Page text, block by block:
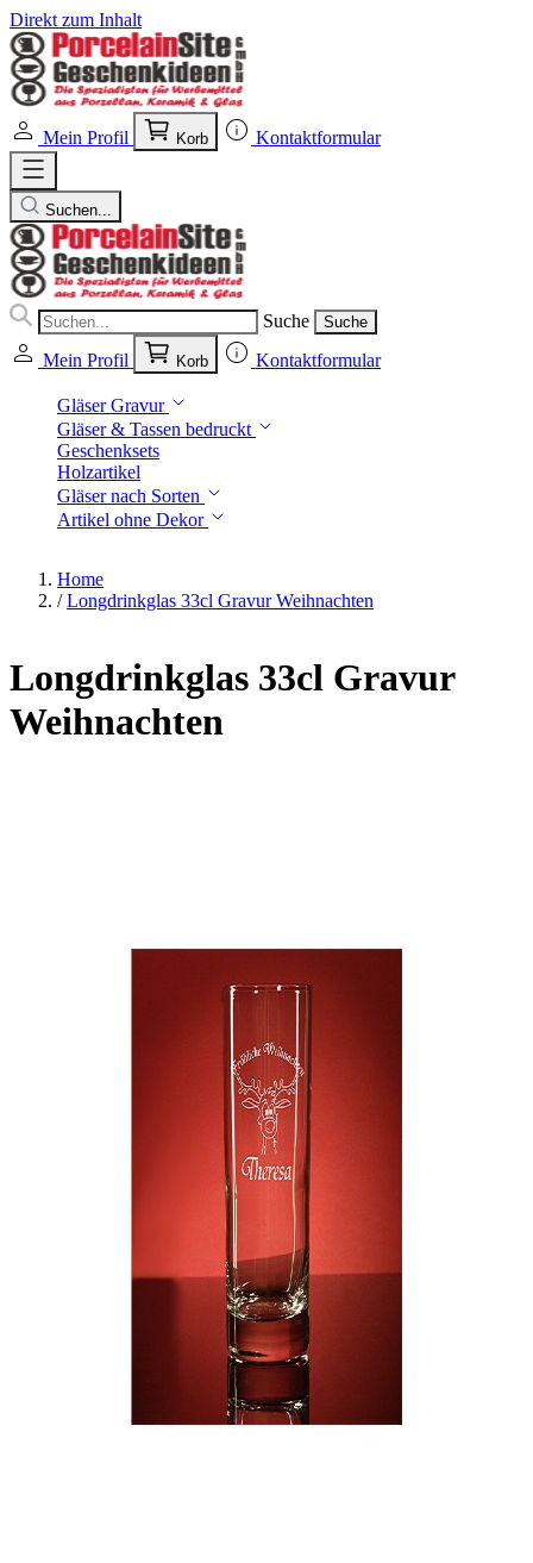
Direkt zum Inhalt
Mein Profil Korb Kontaktformular
Suchen...
Suche Suche
Mein Profil Korb Kontaktformular
Gläser Gravur
Gläser & Tassen bedruckt
Geschenksets
Holzartikel
Gläser nach Sorten
Artikel ohne Dekor
Home
/ Longdrinkglas 33cl Gravur Weihnachten
Longdrinkglas 33cl Gravur
Weihnachten